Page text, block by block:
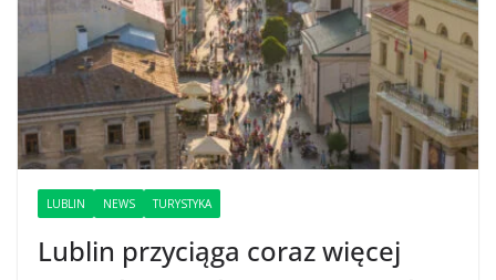
LUBLIN NEWS TURYSTYKA
Lublin przyciąga coraz więcej